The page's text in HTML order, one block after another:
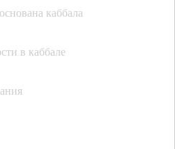
каббала
в каббале